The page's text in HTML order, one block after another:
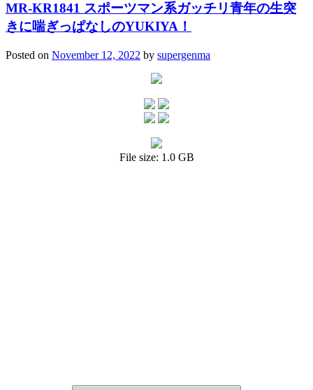
MR-KR1841 スポーツマン系ガッチリ青年の生突
きに喘ぎっぱなしのYUKIYA！
Posted on November 12, 2022 by supergenma
File size: 1.0 GB